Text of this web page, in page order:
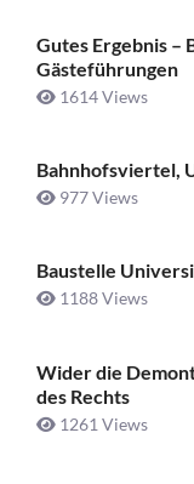
Gutes Ergebnis –
Gästeführungen
1614 Views
Bahnhofsviertel,
977 Views
Baustelle
1188 Views
Wider die
des Rechts
1261 Views